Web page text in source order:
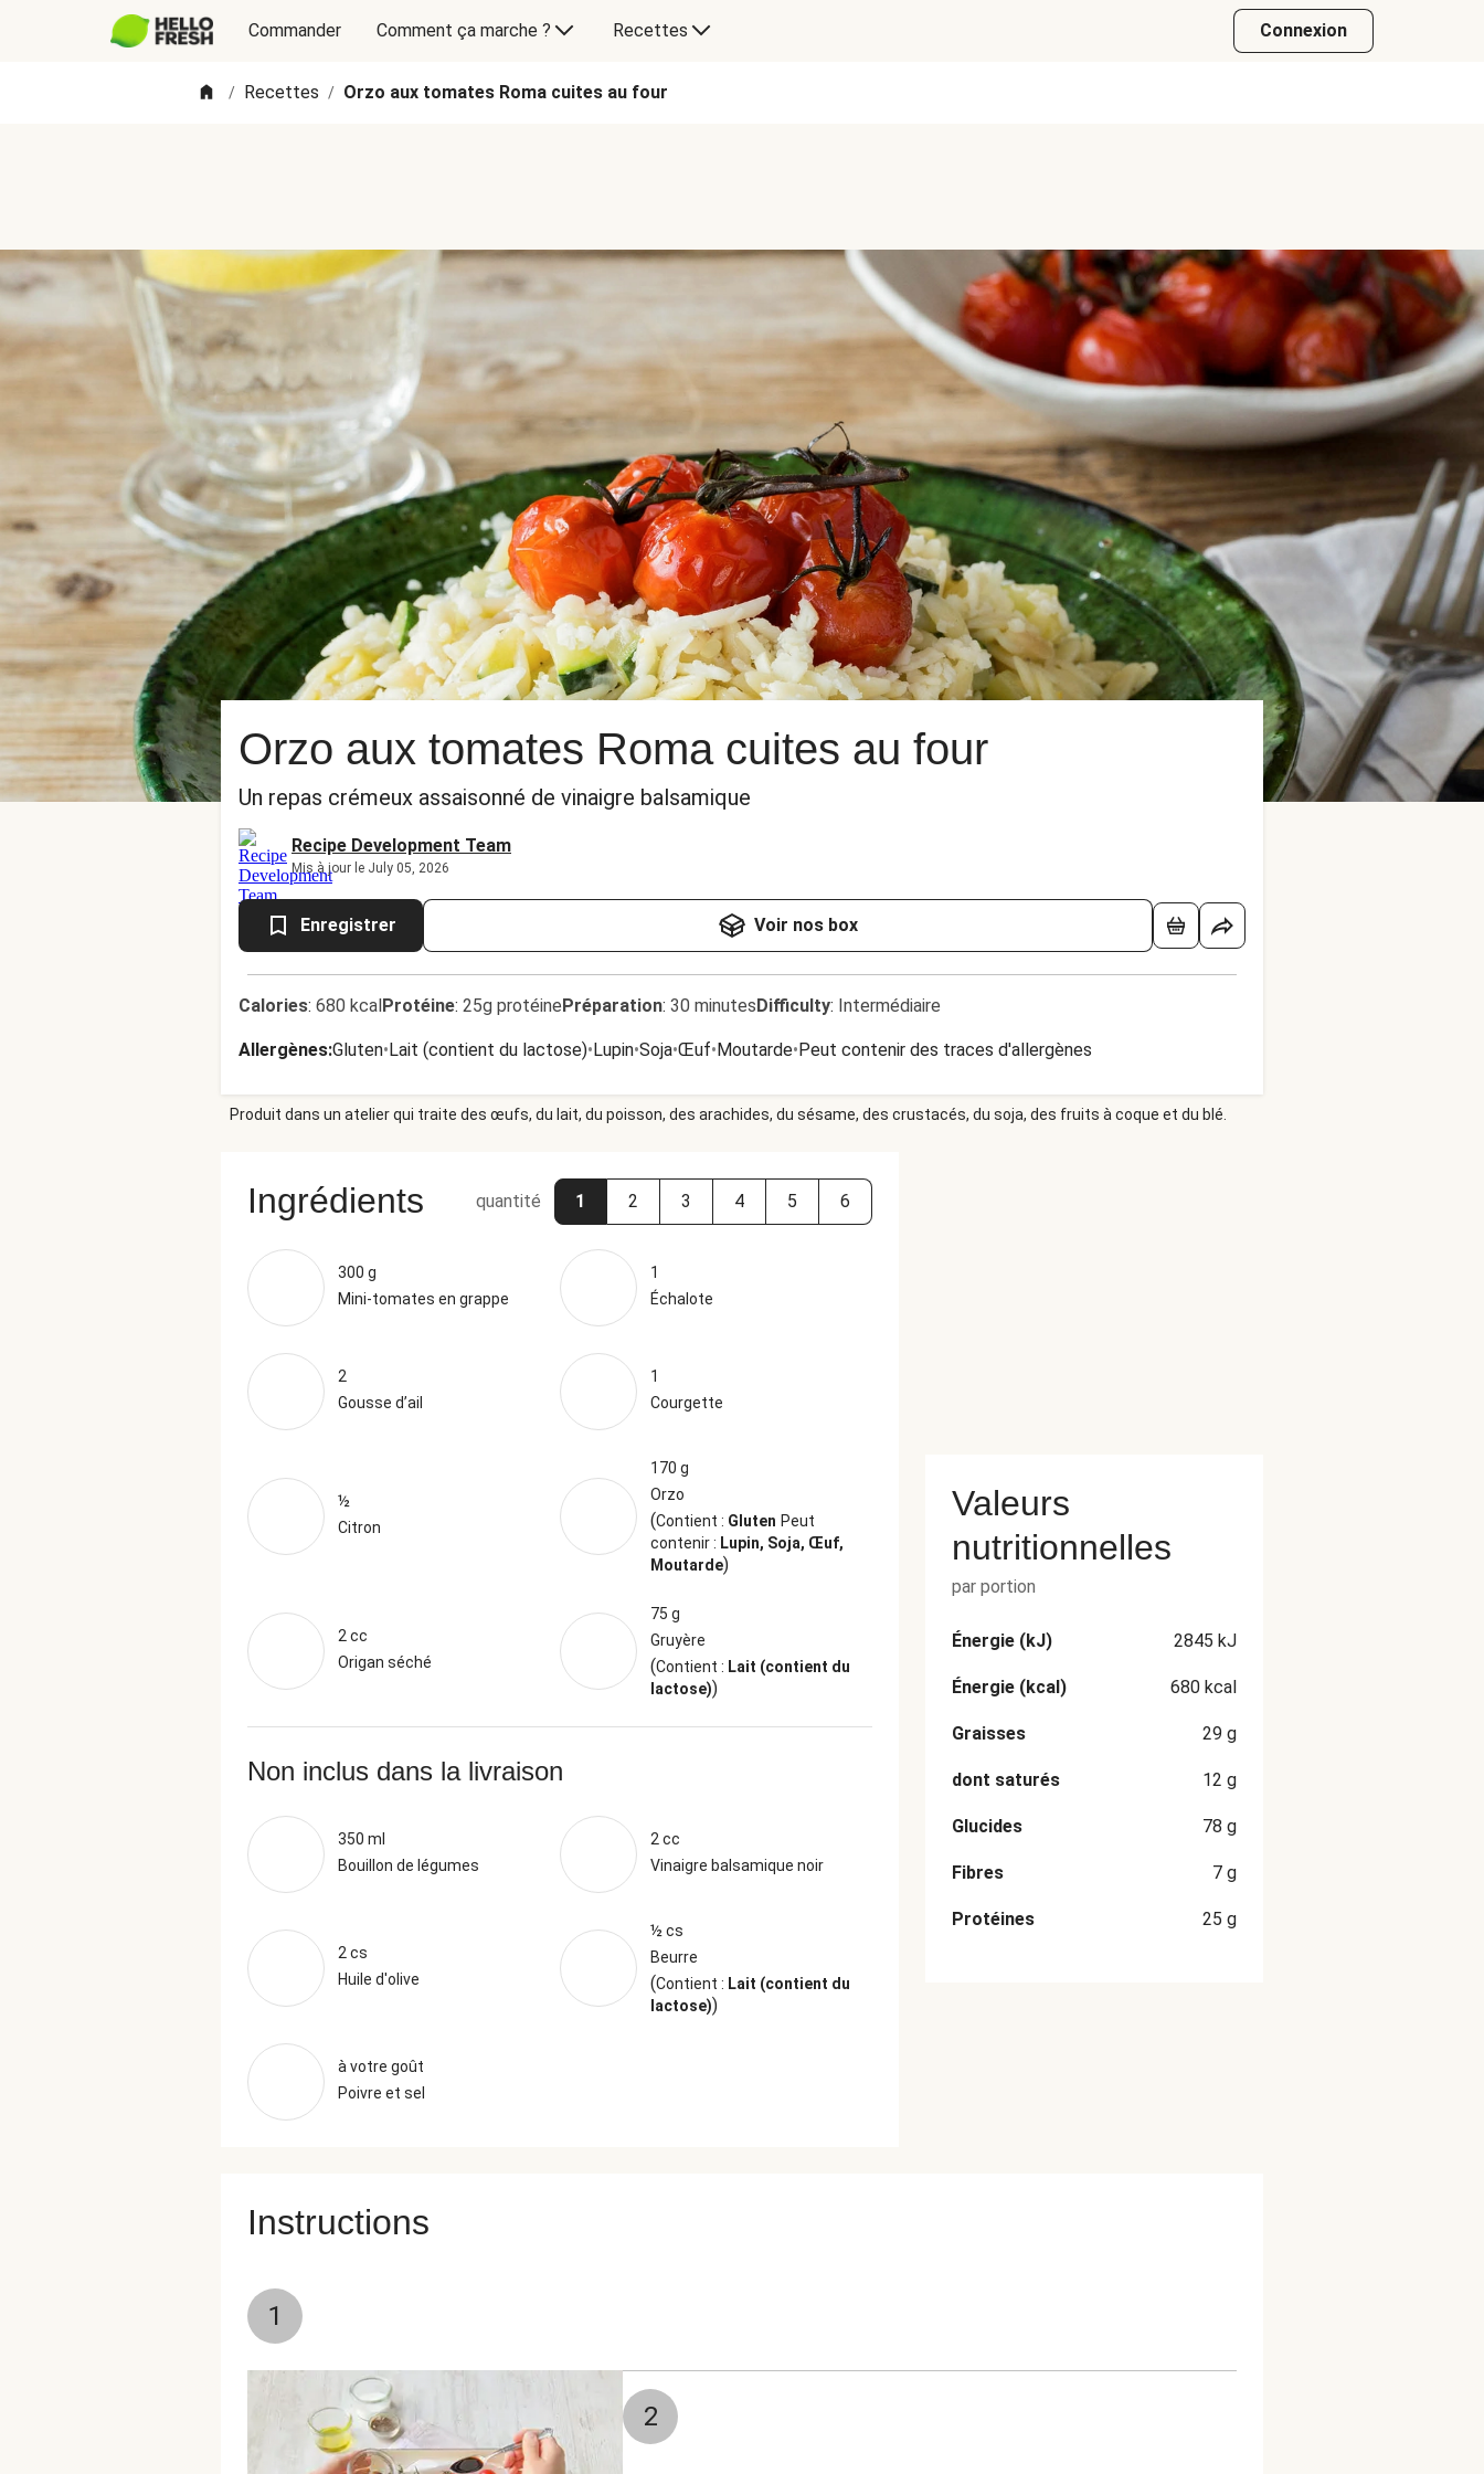
Commander Comment ça marche ? Recettes Connexion
/ Recettes / Orzo aux tomates Roma cuites au four
Orzo aux tomates Roma cuites au four
Un repas crémeux assaisonné de vinaigre balsamique
Recipe Development Team
Mis à jour le July 05, 2026
Enregistrer Voir nos box
Calories: 680 kcalProtéine: 25g protéinePréparation: 30 minutesDifficulty: Intermédiaire
Allergènes:Gluten•Lait (contient du lactose)•Lupin•Soja•Œuf•Moutarde•Peut contenir des traces d'allergènes
Produit dans un atelier qui traite des œufs, du lait, du poisson, des arachides, du sésame, des crustacés, du soja, des fruits à coque et du blé.
Ingrédients quantité 1 2 3 4 5 6
300 g
Mini-tomates en grappe
1
Échalote
2
Gousse d’ail
1
Courgette
½
Citron
170 g
Orzo
(Contient : Gluten Peut
contenir : Lupin, Soja, Œuf,
Moutarde)
2 cc
Origan séché
75 g
Gruyère
(Contient : Lait (contient du
lactose))
Non inclus dans la livraison
350 ml
Bouillon de légumes
2 cc
Vinaigre balsamique noir
2 cs
Huile d'olive
½ cs
Beurre
(Contient : Lait (contient du
lactose))
à votre goût
Poivre et sel
Valeurs
nutritionnelles
par portion
Énergie (kJ) 2845 kJ
Énergie (kcal) 680 kcal
Graisses 29 g
dont saturés 12 g
Glucides 78 g
Fibres 7 g
Protéines 25 g
Instructions
1
2